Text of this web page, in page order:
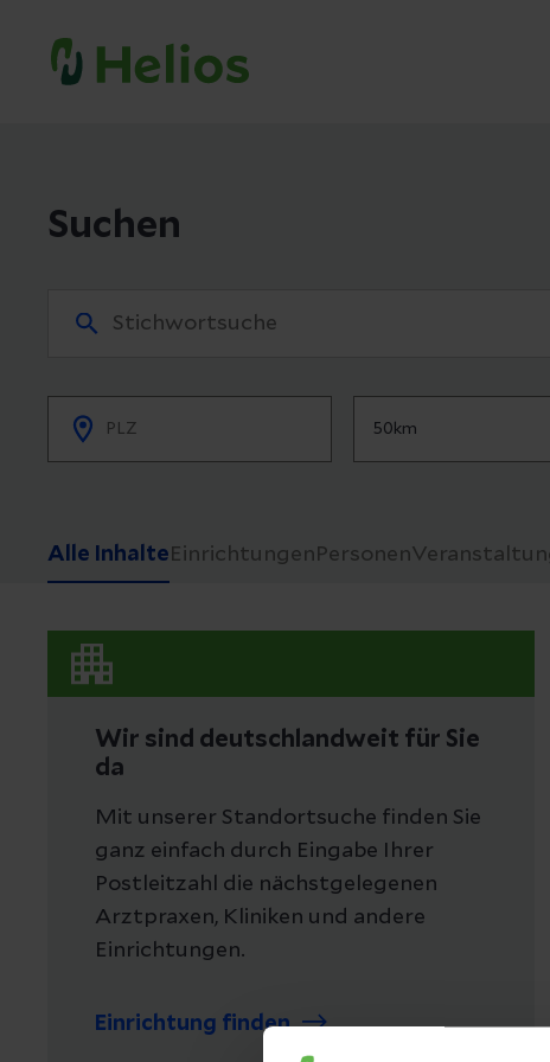
Suchen
Alle Inhalte Einrichtungen Personen
Wir sind deutschlandweit für Sie
da
Mit unserer Standortsuche finden Sie
ganz einfach durch Eingabe Ihrer
Postleitzahl die nächstgelegenen
Arztpraxen, Kliniken und andere
Einrichtungen.
Einrichtung finden